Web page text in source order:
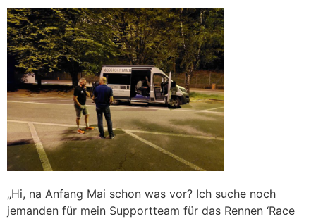
„Hi, na Anfang Mai schon was vor? Ich suche noch
jemanden für mein Supportteam für das Rennen ‘Race